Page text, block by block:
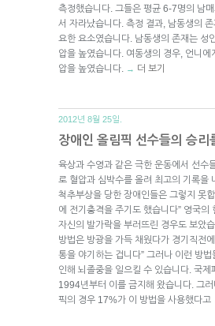
측정했습니다. 그들은 평균 6-7명의 남
서 자라났습니다. 측정 결과, 남동생의
요한 요소였습니다. 남동생의 존재는 성
압을 높였습니다. 여동생의 경우, 언니
압을 높였습니다.
→ 더 보기
2012년 8월 25일.
장애인 올림픽 선수들의 승리
육상과 수영과 같은 극한 운동에서 선수
로 혈압과 심박수를 올려 최고의 기록을
척추부상을 당한 장애인들은 그렇지 못
에 전기충격을 주기도 했습니다” 영국의
자신의 발가락을 부러뜨린 경우도 보았
방법은 방광을 가득 채웠다가 경기직전
통을 야기하는 겁니다” 그러나 이런 방
인해 뇌졸중을 일으킬 수 있습니다. 국제
1994년부터 이를 금지해 왔습니다. 그
픽의 경우 17%가 이 방법을 사용했다고